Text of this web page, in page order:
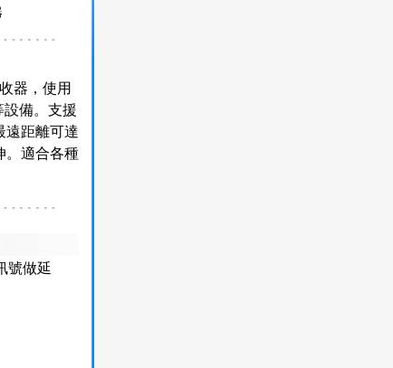
器，使用
備。支援
遠距離可達
。適合各種
號做延